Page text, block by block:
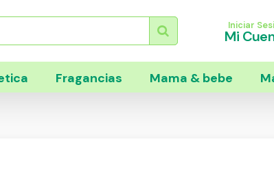
Iniciar
Mi
Fragancias Mama & bebe